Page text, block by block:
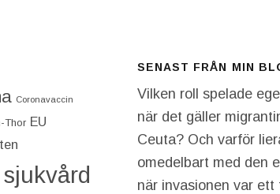
Coronavaccin
Thor EU
SENAST FRÅN MIN
Vilken roll spelade
när det gäller
Ceuta? Och varför
omedelbart med den
när invasionen var ett